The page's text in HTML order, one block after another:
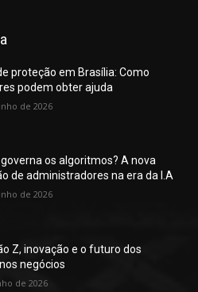
proteção em Brasília: Como
podem obter ajuda
de 2026
os algoritmos? A nova
de administradores na era da I.A
de 2026
Z, inovação e o futuro dos
negócios
de 2026